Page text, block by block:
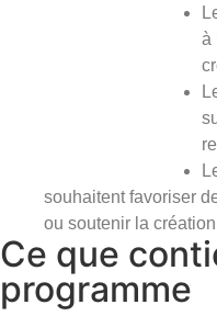
à
souhaitent favoriser
ou soutenir la
Ce que
programme